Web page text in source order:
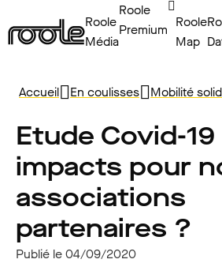
Roole
Média
Roole
Premium Roole
Map
Accueil En coulisses Mobilité
Etude Covid-
impacts pour
associations
partenaires ?
Publié le 04/09/2020